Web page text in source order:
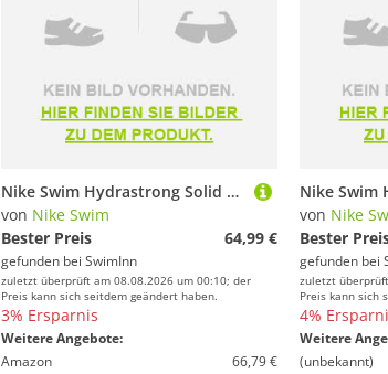
Nike Swim Hydrastrong Solid Swimsuit Schwarz 30 Frau
von Nike Swim
Bester Preis
64,99 €
gefunden bei SwimInn
zuletzt überprüft am 08.08.2026 um 00:10; der
Preis kann sich seitdem geändert haben.
3% Ersparnis
Weitere Angebote:
Amazon
66,79 €
von Nike
Bester
gefunden bei
zuletzt
Preis kann sich
4%
Weitere
(unbekannt)